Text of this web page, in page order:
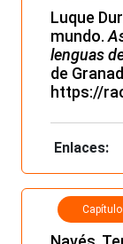
Luque
mundo.
lenguas
de
https://
Enlaces:
Capítulo